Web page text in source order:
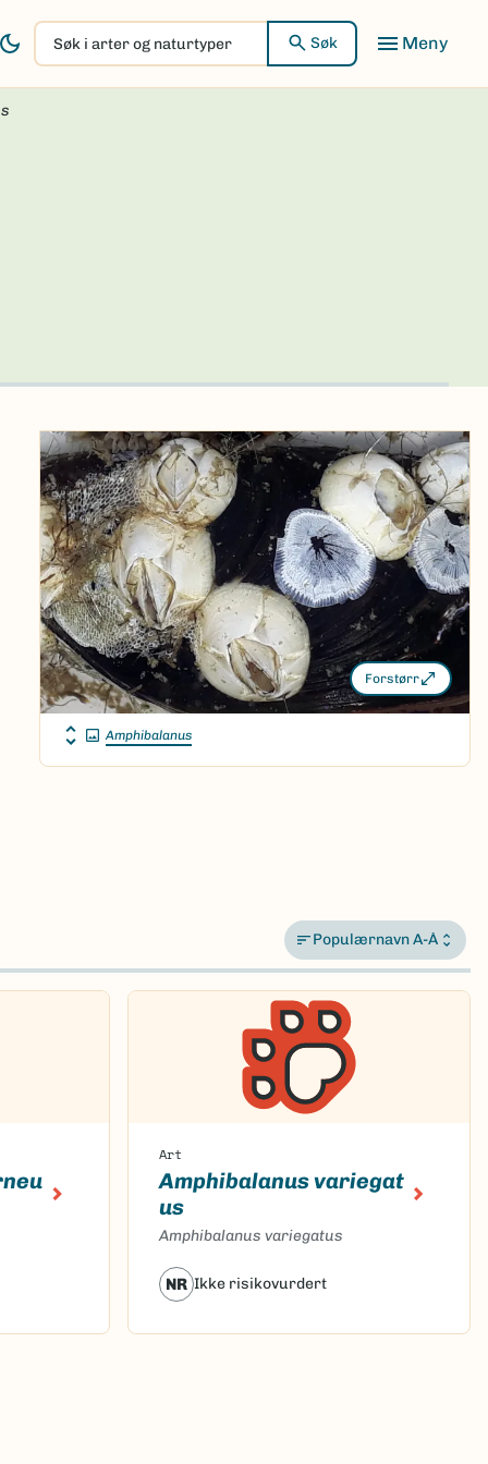
Søk
i
arter
Søk
Forstørr
Amphibalanus
Populærnavn A-Å
Art
Amphibalanus variegat
us
Amphibalanus variegatus
NR Ikke risikovurdert